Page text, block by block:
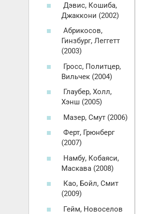
Дэвис, Кошиба,
Джаккони (2002)
Абрикосов,
Гинзбург, Леггетт
(2003)
Гросс, Политцер,
Вильчек (2004)
Глаубер, Холл,
Хэнш (2005)
Мазер, Смут (2006)
Ферт, Грюнберг
(2007)
Намбу, Кобаяси,
Маскава (2008)
Као, Бойл, Смит
(2009)
Гейм, Новоселов